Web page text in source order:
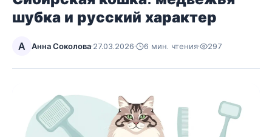
шубка и русский характер
А Анна Соколова·27.03.2026· 6 мин. чтения· 297